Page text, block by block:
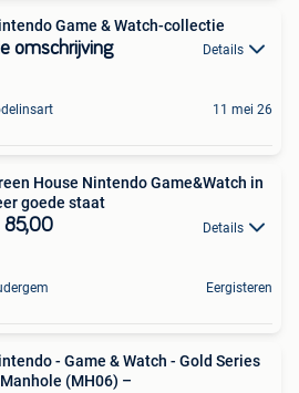
Game & Watch-collectie
omschrijving Details
11 mei 26
House Nintendo Game&Watch in
goede staat
85,00 Details
Eergisteren
- Game & Watch - Gold Series
(MH06) –